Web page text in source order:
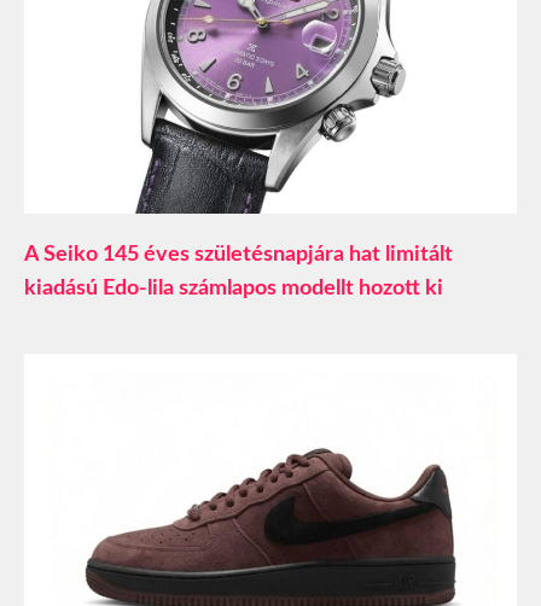
A Seiko 145 éves születésnapjára hat limitált
kiadású Edo-lila számlapos modellt hozott ki